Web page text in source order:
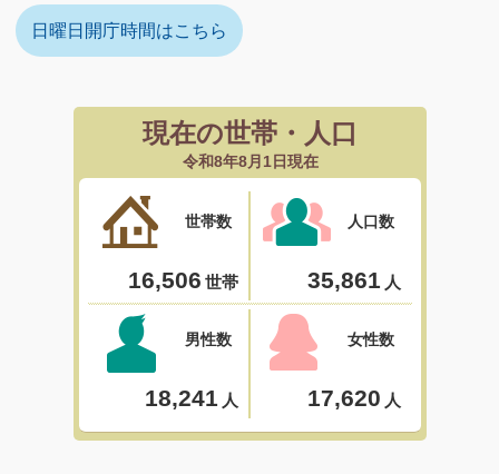
日曜日開庁時間はこちら